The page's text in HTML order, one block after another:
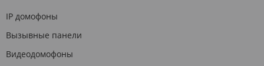
IP домофоны
Вызывные панели
Видеодомофоны